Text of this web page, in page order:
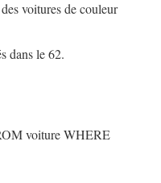
voitures de couleur
dans le 62.
voiture WHERE